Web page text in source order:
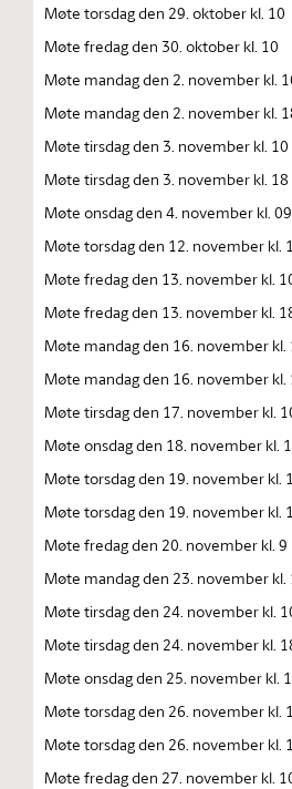
Møte torsdag den 29. oktober kl. 10
Møte fredag den 30. oktober kl. 10
Møte mandag den 2. november kl.
Møte mandag den 2. november kl.
Møte tirsdag den 3. november kl. 10
Møte tirsdag den 3. november kl. 18
Møte onsdag den 4. november kl.
Møte torsdag den 12. november kl.
Møte fredag den 13. november kl.
Møte fredag den 13. november kl.
Møte mandag den 16. november kl.
Møte mandag den 16. november kl.
Møte tirsdag den 17. november kl.
Møte onsdag den 18. november kl.
Møte torsdag den 19. november kl.
Møte torsdag den 19. november kl.
Møte fredag den 20. november kl. 9
Møte mandag den 23. november kl.
Møte tirsdag den 24. november kl.
Møte tirsdag den 24. november kl.
Møte onsdag den 25. november kl.
Møte torsdag den 26. november kl.
Møte torsdag den 26. november kl.
Møte fredag den 27. november kl.